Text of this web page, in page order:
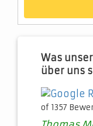
Was
über uns
of 1357